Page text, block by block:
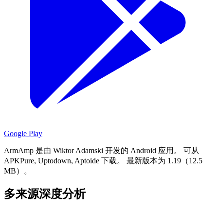
Google Play
ArmAmp 是由 Wiktor Adamski 开发的 Android 应用。
可从
APKPure, Uptodown, Aptoide 下载。
最新版本为 1.19（12.5
MB）。
多来源深度分析